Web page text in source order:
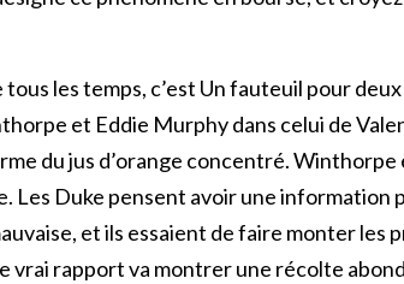
les temps, c’est Un fauteuil pour
et Eddie Murphy dans celui de
du jus d’orange concentré.
Les Duke pensent avoir une information
et ils essaient de faire monter les
vrai rapport va montrer une récolte